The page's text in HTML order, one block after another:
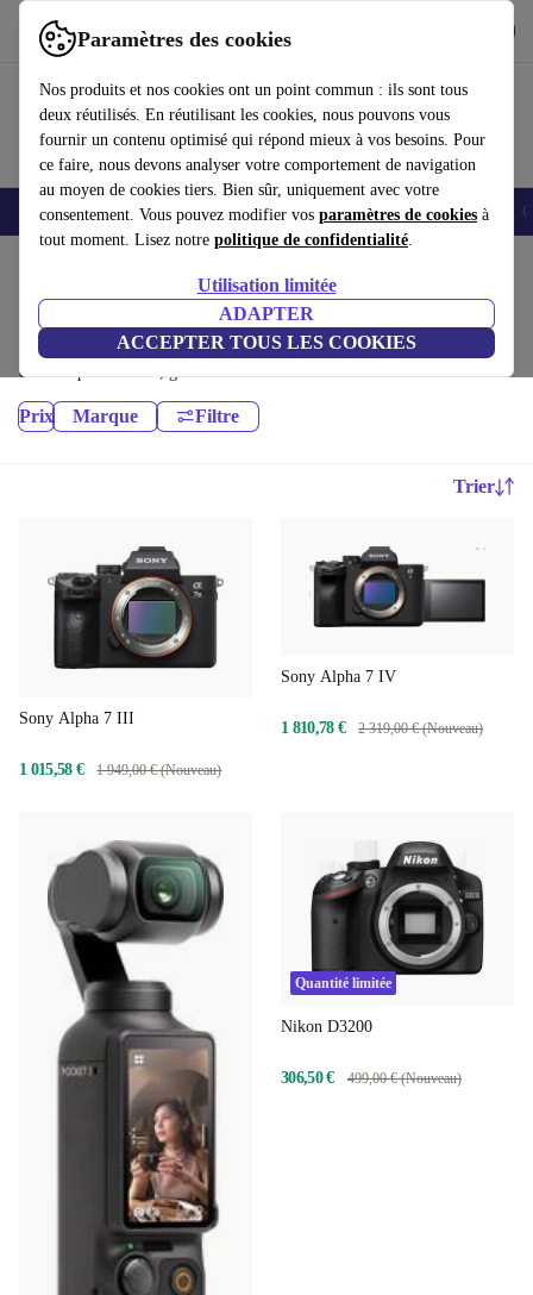
Paramètres des cookies
Nos produits et nos cookies ont un point commun : ils sont tous
deux réutilisés. En réutilisant les cookies, nous pouvons vous
fournir un contenu optimisé qui répond mieux à vos besoins. Pour
ce faire, nous devons analyser votre comportement de navigation
au moyen de cookies tiers. Bien sûr, uniquement avec votre
consentement. Vous pouvez modifier vos paramètres de cookies à
tout moment. Lisez notre politique de confidentialité.
Utilisation limitée
ADAPTER
ACCEPTER TOUS LES COOKIES
Utilisez refurbed rapidement et facilement
Smartphones Laptops Tablettes Montres connectées Accessoires
Appareils photo:
Appareils photo reconditionnés de haute qualité et à prix avantageux. Le
choix le plus durable, garanti 12 mois minimum
Prix Marque Filtre
Trier
Sony Alpha 7 III
1 015,58 € 1 949,00 € (Nouveau)
Sony Alpha 7 IV
1 810,78 € 2 319,00 € (Nouveau)
Quantité limitée
Nikon D3200
306,50 € 499,00 € (Nouveau)